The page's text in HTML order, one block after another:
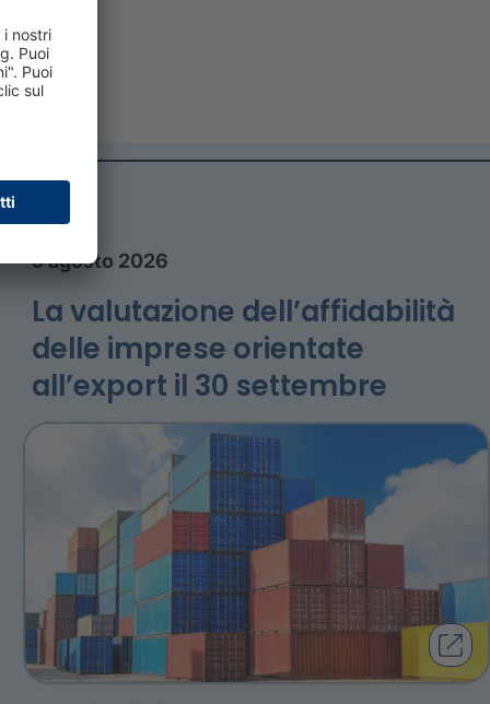
5 agosto 2026
La valutazione dell’affidabilità
delle imprese orientate
all’export il 30 settembre